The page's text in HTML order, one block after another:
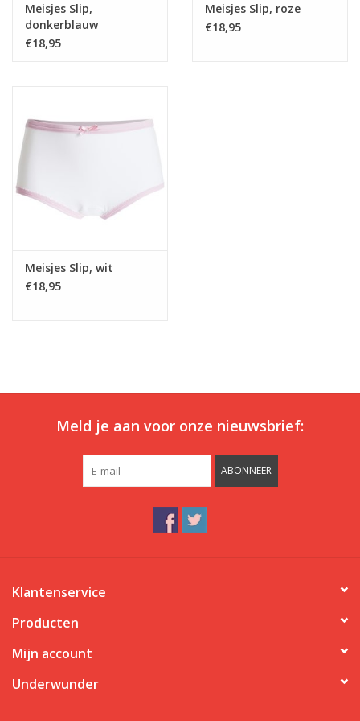
Productie
Het UnderWunder ondergoed wordt met de hand gemaakt
Meisjes Slip,
donkerblauw
€18,95
Meisjes Slip, roze
€18,95
Meisjes Slip, wit
€18,95
Meld je aan voor onze nieuwsbrief:
ABONNEER
Klantenservice
Producten
Mijn account
Underwunder